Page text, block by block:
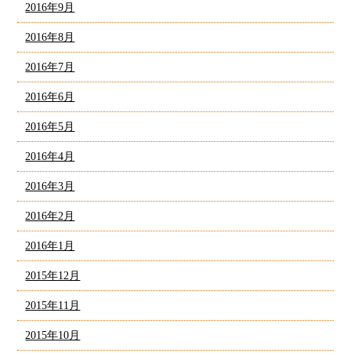
2016年9月
2016年8月
2016年7月
2016年6月
2016年5月
2016年4月
2016年3月
2016年2月
2016年1月
2015年12月
2015年11月
2015年10月